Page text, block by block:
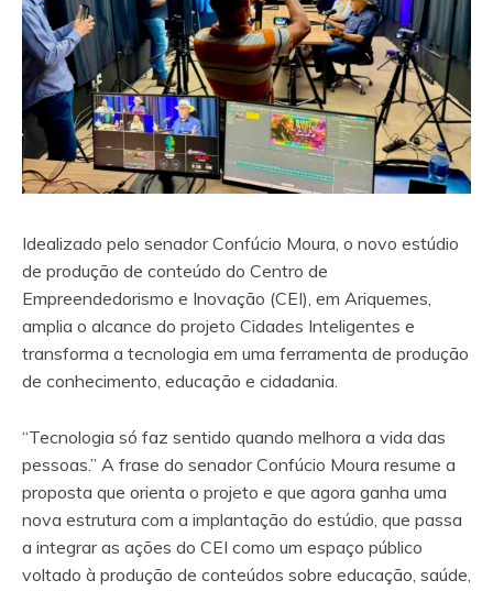
Idealizado pelo senador Confúcio Moura, o novo estúdio
de produção de conteúdo do Centro de
Empreendedorismo e Inovação (CEI), em Ariquemes,
amplia o alcance do projeto Cidades Inteligentes e
transforma a tecnologia em uma ferramenta de produção
de conhecimento, educação e cidadania.
“Tecnologia só faz sentido quando melhora a vida das
pessoas.” A frase do senador Confúcio Moura resume a
proposta que orienta o projeto e que agora ganha uma
nova estrutura com a implantação do estúdio, que passa
a integrar as ações do CEI como um espaço público
voltado à produção de conteúdos sobre educação, saúde,